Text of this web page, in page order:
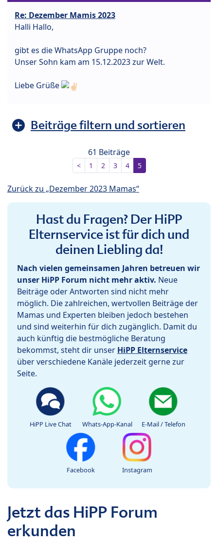
Re: Dezember Mamis 2023
Halli Hallo,
gibt es die WhatsApp Gruppe noch?
Unser Sohn kam am 15.12.2023 zur Welt.
Liebe Grüße
Beiträge filtern und sortieren
61 Beiträge
< 1 2 3 4 5
Zurück zu „Dezember 2023 Mamas“
Hast du Fragen? Der HiPP
Elternservice ist für dich und
deinen Liebling da!
Nach vielen gemeinsamen Jahren betreuen wir
unser HiPP Forum nicht mehr aktiv. Neue
Beiträge oder Antworten sind nicht mehr
möglich. Die zahlreichen, wertvollen Beiträge der
Mamas und Experten bleiben jedoch bestehen
und sind weiterhin für dich zugänglich. Damit du
auch künftig die bestmögliche Beratung
bekommst, steht dir unser HiPP Elternservice
über verschiedene Kanäle jederzeit gerne zur
Seite.
HiPP Live Chat Whats-App-Kanal E-Mail / Telefon
Facebook Instagram
Jetzt das HiPP Forum
erkunden